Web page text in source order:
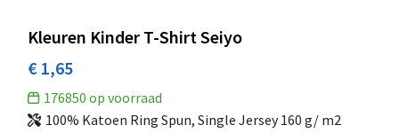
Kleuren Kinder T-Shirt Seiyo
€ 1,65
176850 op voorraad
100% Katoen Ring Spun, Single Jersey 160 g/ m2